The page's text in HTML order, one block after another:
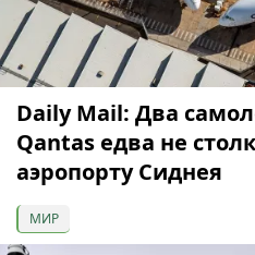
Daily Mail: Два
Qantas едва не
аэропорту Сиднея
МИР